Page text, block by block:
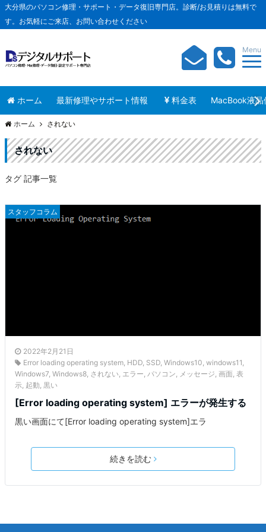
大分県のパソコン修理・サポート・データ復旧専門店。診断/お見積りは無料で
す。お気軽にご来店、お問い合わせください
Menu
ホーム 最新修理やサポート情報 料金表 MacBook液晶
ホーム されない
されない
タグ 記事一覧
スタッフコラム
2022年2月21日
Error loading operating system, HDD, SSD, Windows10, windows11,
Windows7, Windows8, されない, エラー, パソコン, メッセージ, 画面, 表
示, 起動, 黒い
[Error loading operating system] エラーが発生する
黒い画面にて[Error loading operating system]エラ
続きを読む